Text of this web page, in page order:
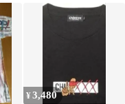
¥3,480